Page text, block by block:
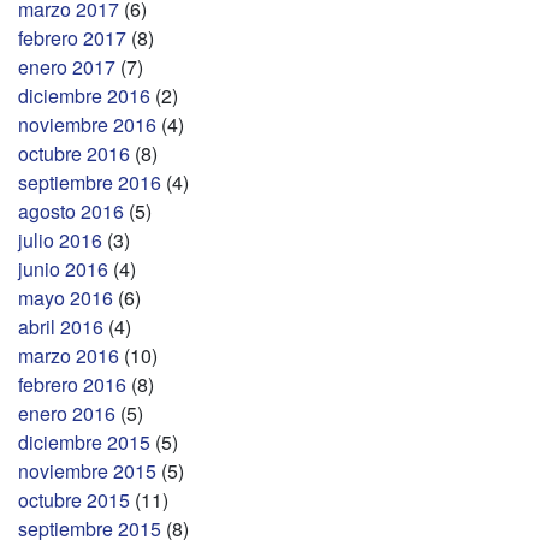
marzo 2017 (6)
febrero 2017 (8)
enero 2017 (7)
diciembre 2016 (2)
noviembre 2016 (4)
octubre 2016 (8)
septiembre 2016 (4)
agosto 2016 (5)
julio 2016 (3)
junio 2016 (4)
mayo 2016 (6)
abril 2016 (4)
marzo 2016 (10)
febrero 2016 (8)
enero 2016 (5)
diciembre 2015 (5)
noviembre 2015 (5)
octubre 2015 (11)
septiembre 2015 (8)